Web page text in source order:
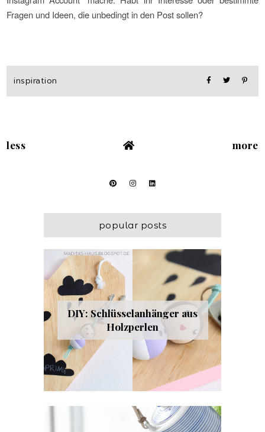
Fragen und Ideen, die unbedingt in den Post sollen?
inspiration
less more
popular posts
DIY: Schlüsselanhänger aus
Holzperlen